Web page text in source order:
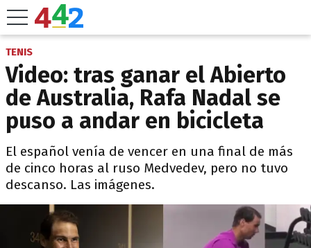
TENIS
Video: tras ganar el Abierto
de Australia, Rafa Nadal se
puso a andar en bicicleta
El español venía de vencer en una final de más
de cinco horas al ruso Medvedev, pero no tuvo
descanso. Las imágenes.